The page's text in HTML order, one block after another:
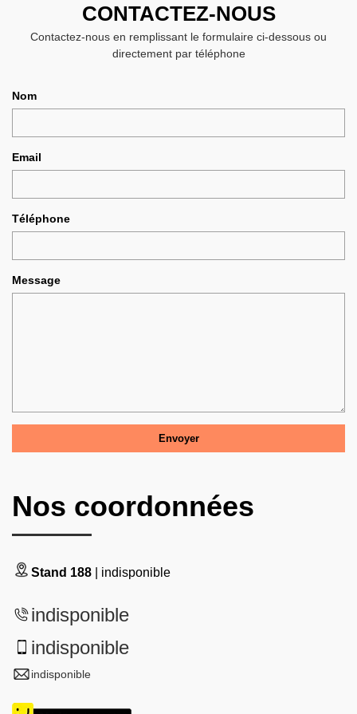
CONTACTEZ-NOUS
Contactez-nous en remplissant le formulaire ci-dessous ou
directement par téléphone
Nom
Email
Téléphone
Message
Nos coordonnées
Stand 188 | indisponible
indisponible
indisponible
indisponible